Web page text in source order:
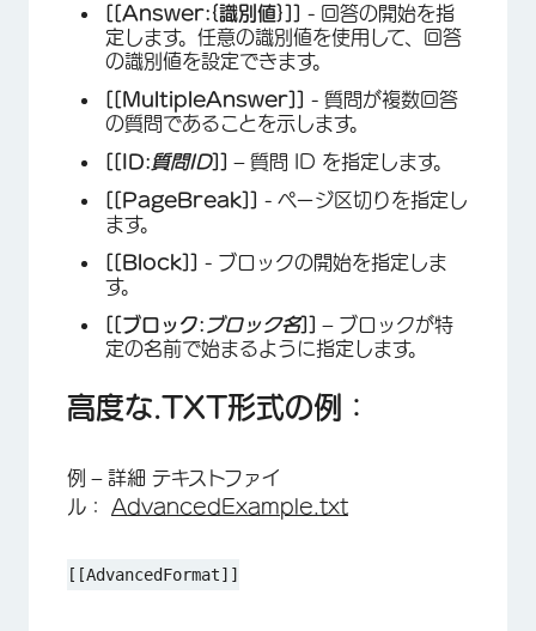
[[Answer:{識別値}]]
- 回答の開始を指
定します。任意の識別値を使用して、回答
の識別値を設定できます。
[[MultipleAnswer]]
- 質問が複数回答
の質問であることを示します。
[[ID:質問ID]]– 質問 ID を指定します。
[[PageBreak]]
- ページ区切りを指定し
ます。
[[Block]]
- ブロックの開始を指定しま
す。
[[ブロック: ブロック名]]– ブロックが特
定の名前で始まるように指定します。
高度な.TXT形式の例：
例 – 詳細 テキストファイ
ル： AdvancedExample.txt
[[AdvancedFormat]]